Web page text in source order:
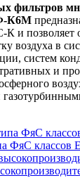
фильтров
К6М
и позволяет
воздуха в
систем
и
ФяС классов